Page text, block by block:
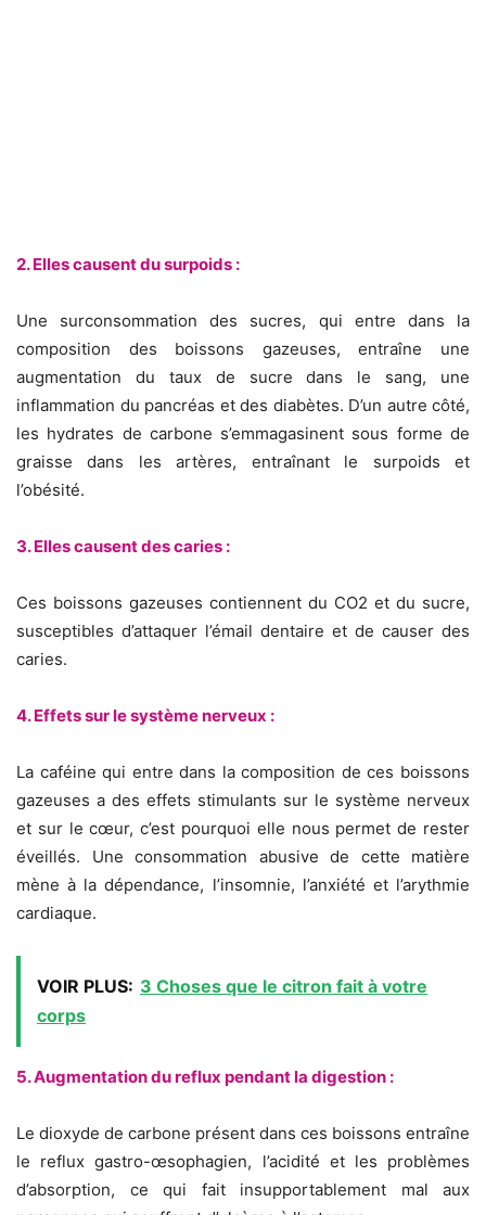
2. Elles causent du surpoids :
Une surconsommation des sucres, qui entre dans la
composition des boissons gazeuses, entraîne une
augmentation du taux de sucre dans le sang, une
inflammation du pancréas et des diabètes. D’un autre côté,
les hydrates de carbone s’emmagasinent sous forme de
graisse dans les artères, entraînant le surpoids et
l’obésité.
3. Elles causent des caries :
Ces boissons gazeuses contiennent du CO2 et du sucre,
susceptibles d’attaquer l’émail dentaire et de causer des
caries.
4. Effets sur le système nerveux :
La caféine qui entre dans la composition de ces boissons
gazeuses a des effets stimulants sur le système nerveux
et sur le cœur, c’est pourquoi elle nous permet de rester
éveillés. Une consommation abusive de cette matière
mène à la dépendance, l’insomnie, l’anxiété et l’arythmie
cardiaque.
VOIR PLUS: 3 Choses que le citron fait à votre
corps
5. Augmentation du reflux pendant la digestion :
Le dioxyde de carbone présent dans ces boissons entraîne
le reflux gastro-œsophagien, l’acidité et les problèmes
d’absorption, ce qui fait insupportablement mal aux